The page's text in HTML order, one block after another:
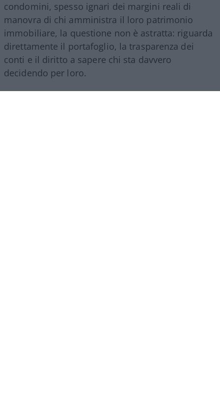
condomini, spesso ignari dei margini reali di
manovra di chi amministra il loro patrimonio
immobiliare, la questione non è astratta: riguarda
direttamente il portafoglio, la trasparenza dei
conti e il diritto a sapere chi sta davvero
decidendo per loro.